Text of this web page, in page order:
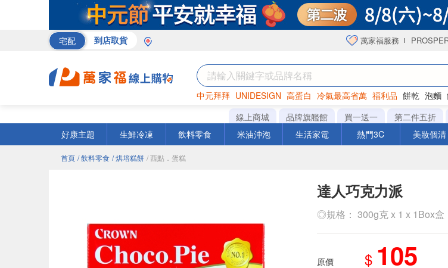
宅配 到店取貨 萬家福服務
中元拜拜 UNIDESIGN 高蛋白 冷氣最高省萬 福利品 餅乾 泡麵
罐頭 咖啡 海苔
線上商城 品牌旗艦館 買一送一 第二件五折
好康主題
生鮮冷凍 飲料零食 米油沖泡 生活家電 熱門3C 美妝個清
首頁 / 飲料零食 / 烘培糕餅 / 西點．蛋糕
達人巧克力派
◎規格： 300g克 x 1 x 1Box盒
原價 $ 105